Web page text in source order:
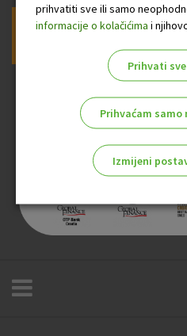
Prijava na newsletter OTP
prihvatiti sve ili samo
informacije o kolačićima i
Prihvati
Prihvaćam samo
Izmijeni